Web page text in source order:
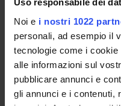
Uso responsabile dei
Noi e i nostri 1022
personali, ad esempio il
tecnologie come i
alle informazioni sul
pubblicare annunci e
gli annunci e i contenuti,
VERLATO 1
PORRU 1